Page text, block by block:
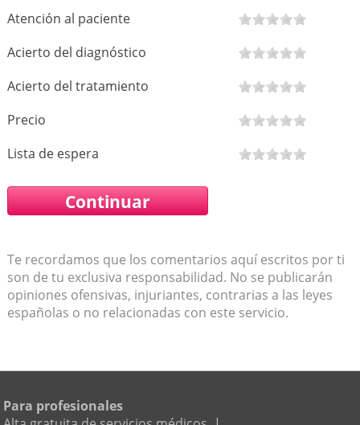
Atención al paciente
Acierto del diagnóstico
Acierto del tratamiento
Precio
Lista de espera
Te recordamos que los comentarios aquí escritos por ti
son de tu exclusiva responsabilidad. No se publicarán
opiniones ofensivas, injuriantes, contrarias a las leyes
españolas o no relacionadas con este servicio.
Para profesionales